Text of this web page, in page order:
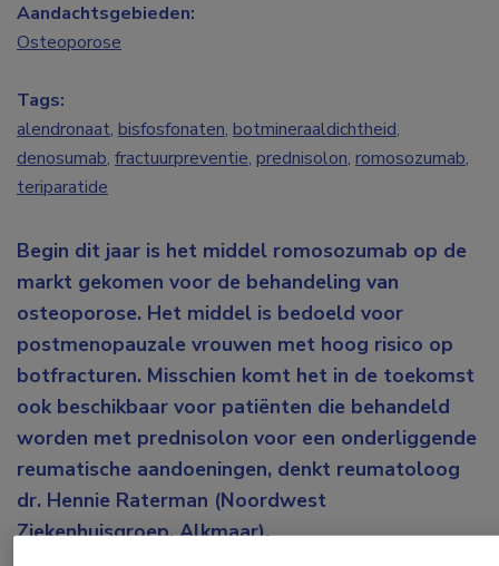
Begin dit jaar is het middel romosozumab op de
markt gekomen voor de behandeling van
osteoporose. Het middel is bedoeld voor
postmenopauzale vrouwen met hoog risico op
botfracturen. Misschien komt het in de toekomst
ook beschikbaar voor patiënten die behandeld
worden met prednisolon voor een onderliggende
reumatische aandoeningen, denkt reumatoloog
dr. Hennie Raterman (Noordwest
Ziekenhuisgroep, Alkmaar).
Aandachtsgebieden:
Osteoporose
Tags:
alendronaat, bisfosfonaten, botmineraaldichtheid,
denosumab, fractuurpreventie, prednisolon, romosozumab,
teriparatide